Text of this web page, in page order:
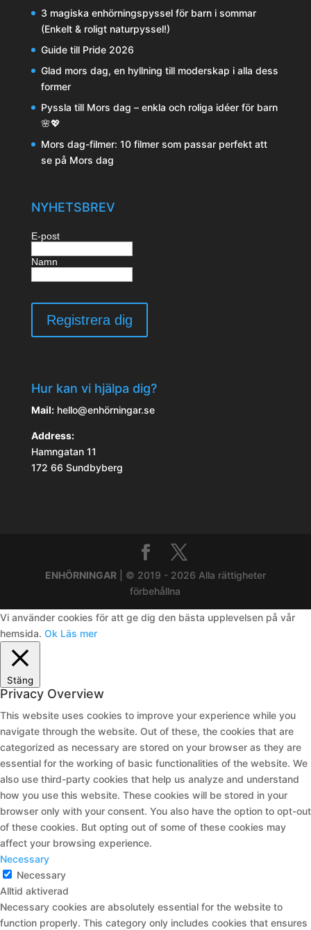
3 magiska enhörningspyssel för barn i sommar
(Enkelt & roligt naturpyssel!)
Guide till Pride 2026
Glad mors dag, en hyllning till moderskap i alla dess
former
Pyssla till Mors dag – enkla och roliga idéer för barn
🌸💖
Mors dag-filmer: 10 filmer som passar perfekt att
se på Mors dag
NYHETSBREV
E-post
Namn
Hur kan vi hjälpa dig?
Mail:hello@enhörningar.se
Address:
Hamngatan 11
172 66 Sundbyberg
ENHÖRNINGAR| © 2019 - 2026 Alla rättigheter
förbehållna
Vi använder cookies för att ge dig den bästa upplevelsen på vår
hemsida. Ok Läs mer
Stäng
Privacy Overview
This website uses cookies to improve your experience while you
navigate through the website. Out of these, the cookies that are
categorized as necessary are stored on your browser as they are
essential for the working of basic functionalities of the website. We
also use third-party cookies that help us analyze and understand
how you use this website. These cookies will be stored in your
browser only with your consent. You also have the option to opt-out
of these cookies. But opting out of some of these cookies may
affect your browsing experience.
Necessary
Necessary
Alltid aktiverad
Necessary cookies are absolutely essential for the website to
function properly. This category only includes cookies that ensures